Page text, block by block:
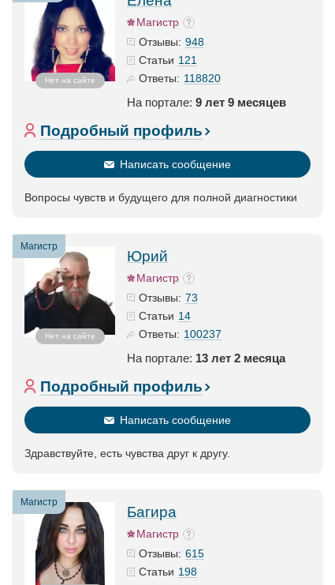
Нет на сайте
Магистр
Отзывы: 948
Статьи 121
Ответы: 118820
На портале: 9 лет 9 месяцев
Подробный профиль
Написать сообщение
Вопросы чувств и будущего для полной диагностики
Магистр
Нет на сайте
Юрий
Магистр
Отзывы: 73
Статьи 14
Ответы: 100237
На портале: 13 лет 2 месяца
Подробный профиль
Написать сообщение
Здравствуйте, есть чувства друг к другу.
Магистр
Багира
Магистр
Отзывы: 615
Статьи 198